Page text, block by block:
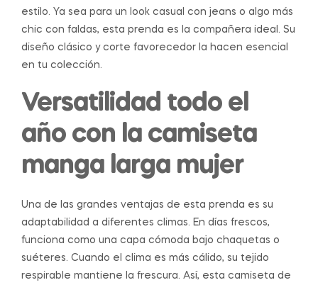
estilo. Ya sea para un look casual con jeans o algo más
chic con faldas, esta prenda es la compañera ideal. Su
diseño clásico y corte favorecedor la hacen esencial
en tu colección.
Versatilidad todo el
año con la camiseta
manga larga mujer
Una de las grandes ventajas de esta prenda es su
adaptabilidad a diferentes climas. En días frescos,
funciona como una capa cómoda bajo chaquetas o
suéteres. Cuando el clima es más cálido, su tejido
respirable mantiene la frescura. Así, esta camiseta de